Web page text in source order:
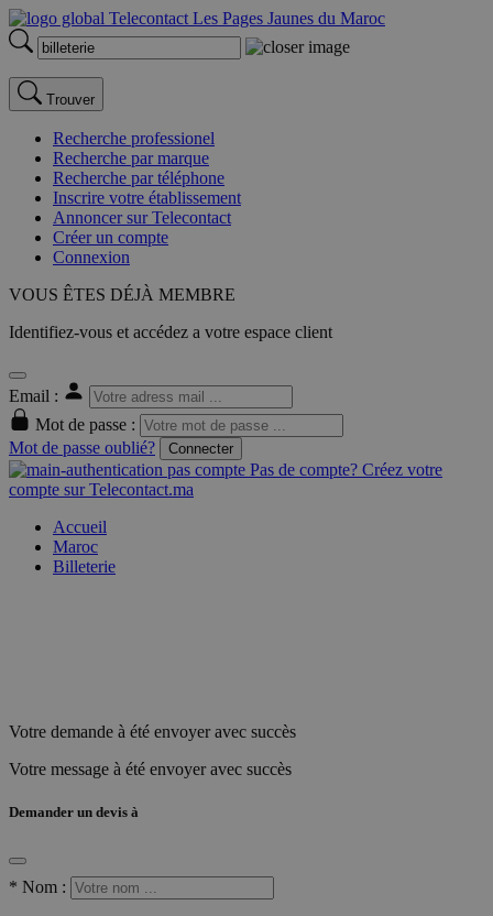
Trouver
Recherche professionel
Recherche par marque
Recherche par téléphone
Inscrire votre établissement
Annoncer sur Telecontact
Créer un compte
Connexion
VOUS ÊTES DÉJÀ MEMBRE
Identifiez-vous et accédez a votre espace client
Email :
Mot de passe :
Mot de passe oublié?
Connecter
Pas de compte? Créez votre
compte sur Telecontact.ma
Accueil
Maroc
Billeterie
Votre demande à été envoyer avec succès
Votre message à été envoyer avec succès
Demander un devis à
* Nom :